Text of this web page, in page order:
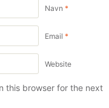
Navn *
Email *
Website
this browser for the next